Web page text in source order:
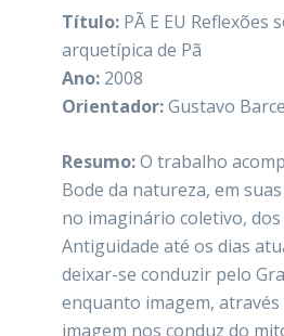
Título: PÃ E EU Reflexões
arquetípica de Pã
Ano: 2008
Orientador:Gustavo
Resumo:O trabalho
Bode da natureza, em
no imaginário coletivo,
Antiguidade até os dias
deixar-se conduzir pelo
enquanto imagem, através
imagem nos conduz do